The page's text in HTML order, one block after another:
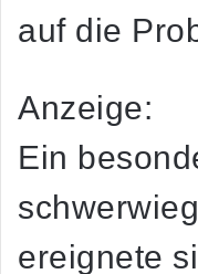
auf die
Anzeige:
Ein
ereignete